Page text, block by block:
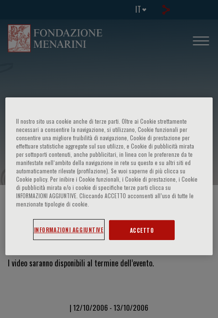
IT
Ninth international congress -
Advances in management of
malignancies
HOME PAGE / CORSI ED EVENTI
Video & Slide
I video saranno disponibili al termine dell’evento.
| 12/10/2006 - 13/10/2006
Il nostro sito usa cookie anche di terze parti. Oltre ai Cookie strettamente
necessari a consentire la navigazione, si utilizzano, Cookie funzionali per
consentire una migliore fruibilità di navigazione, Cookie di prestazione per
effettuare statistiche aggregate sul suo utilizzo, e Cookie di pubblicità mirata
per sottoporti contenuti, anche pubblicitari, in linea con le preferenze da te
manifestate nell‘ambito della navigazione in rete su questo e su altri siti ed
automaticamente rilevate (profilazione). Se vuoi saperne di più clicca su
Cookie policy. Per inibire i Cookie funzionali, i Cookie di prestazione, i Cookie
di pubblicità mirata e/o i cookie di specifiche terze parti clicca su
INFORMAZIONI AGGIUNTIVE. Cliccando ACCETTO acconsenti all’uso di tutte le
menzionate tipologie di cookie.
INFORMAZIONI AGGIUNTIVE ACCETTO